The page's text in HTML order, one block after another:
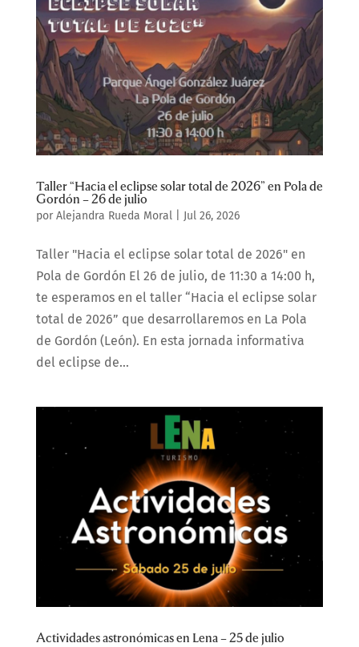
Taller “Hacia el eclipse solar total de 2026” en Pola de
Gordón – 26 de julio
porAlejandra Rueda Moral| Jul 26, 2026
Taller "Hacia el eclipse solar total de 2026" en
Pola de Gordón El 26 de julio, de 11:30 a 14:00 h,
te esperamos en el taller “Hacia el eclipse solar
total de 2026” que desarrollaremos en La Pola
de Gordón (León). En esta jornada informativa
del eclipse de...
Actividades astronómicas en Lena – 25 de julio